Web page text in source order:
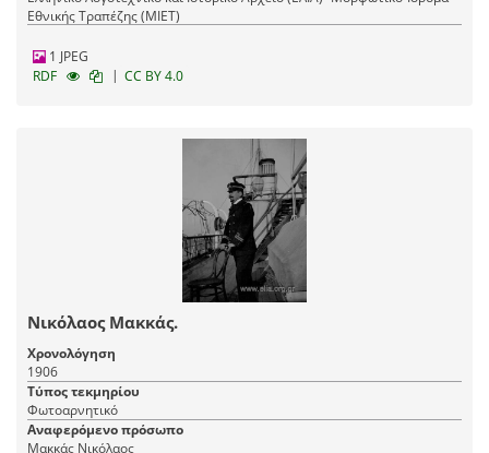
Εθνικής Τραπέζης (ΜΙΕΤ)
1 JPEG
RDF
| CC BY 4.0
Νικόλαος Μακκάς.
Χρονολόγηση
1906
Τύπος τεκμηρίου
Φωτοαρνητικό
Αναφερόμενο πρόσωπο
Μακκάς Νικόλαος